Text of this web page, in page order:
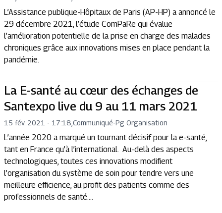
L’Assistance publique-Hôpitaux de Paris (AP-HP) a annoncé le
29 décembre 2021, l’étude ComPaRe qui évalue
l’amélioration potentielle de la prise en charge des malades
chroniques grâce aux innovations mises en place pendant la
pandémie.
La E-santé au cœur des échanges de
Santexpo live du 9 au 11 mars 2021
15 fév. 2021 - 17:18 Communiqué-Pg Organisation
L’année 2020 a marqué un tournant décisif pour la e-santé,
tant en France qu’à l’international. Au-delà des aspects
technologiques, toutes ces innovations modifient
l’organisation du système de soin pour tendre vers une
meilleure efficience, au profit des patients comme des
professionnels de santé....